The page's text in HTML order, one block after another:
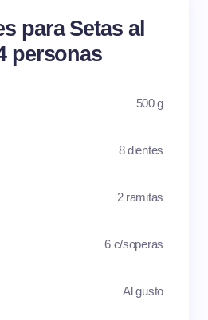
para Setas al
personas
500 g
8 dientes
2 ramitas
6 c/soperas
Al gusto